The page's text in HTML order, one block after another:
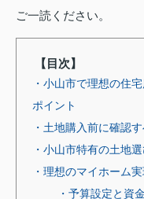
ご一読ください。
【目次】
・小山市で理想の住
ポイント
・土地購入前に確認
・小山市特有の土地
・理想のマイホーム
・予算設定と資